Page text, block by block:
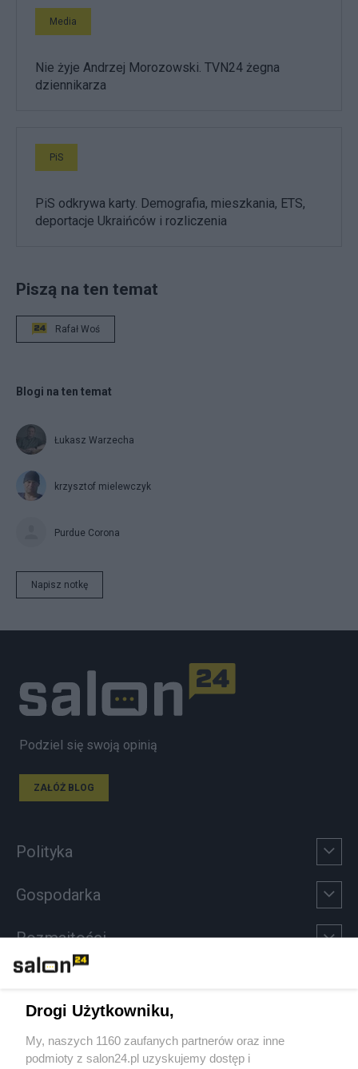
Media
Nie żyje Andrzej Morozowski. TVN24 żegna
dziennikarza
PiS
PiS odkrywa karty. Demografia, mieszkania, ETS,
deportacje Ukraińców i rozliczenia
Piszą na ten temat
Rafał Woś
Blogi na ten temat
Łukasz Warzecha
krzysztof mielewczyk
Purdue Corona
Napisz notkę
Podziel się swoją opinią
ZAŁÓŻ BLOG
Polityka
Gospodarka
Rozmaitości
Sport
Drogi Użytkowniku,
My, naszych 1160 zaufanych partnerów oraz inne
podmioty z salon24.pl uzyskujemy dostęp i